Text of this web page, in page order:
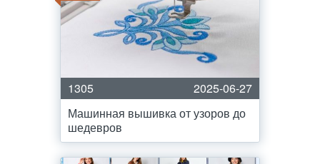
1305
2025-06-27
Машинная вышивка от узоров до
шедевров